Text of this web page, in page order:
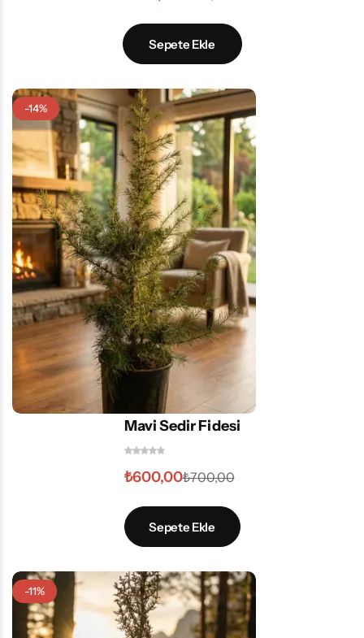
Sepete Ekle
-14%
Mavi Sedir Fidesi
₺700,00
₺600,00
Sepete Ekle
-11%